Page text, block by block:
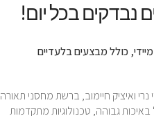
נבדקים בכל יום!
כולל מבצעים בלעדיים
ישראלית ותיקה ופופולרית למנורות וגופי תאורה הוקמה בשנת 1998 על ידי נרי ואיציק חיימוב, ברשת מחסני תאורה
גבוהה, טכנולוגיות מתקדמות